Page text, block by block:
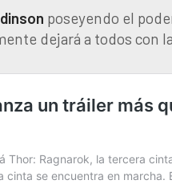
poseyendo el
dejará a todos con